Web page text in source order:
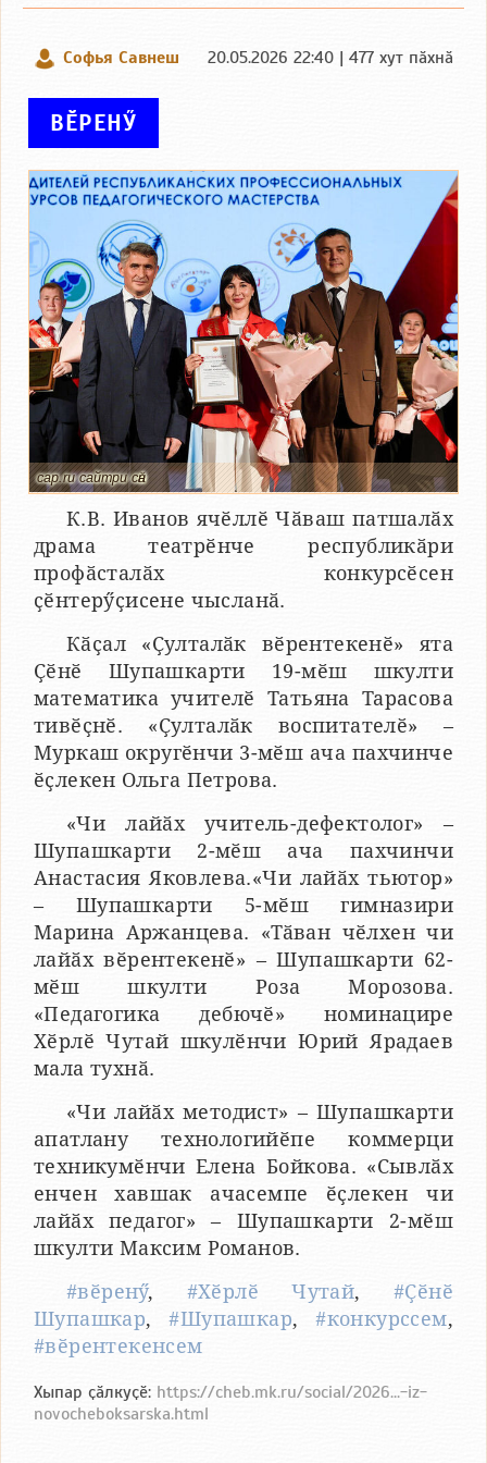
Софья Савнеш 20.05.2026 22:40 | 477 хут пӑхнӑ
ВӖРЕНӲ
cap.ru сайтри сӑн
К.В. Иванов ячӗллӗ Чӑваш патшалӑх
драма театрӗнче республикӑри
профӑсталӑх конкурсӗсен
ҫӗнтерӳҫисене чысланӑ.
Кӑҫал «Ҫулталӑк вӗрентекенӗ» ята
Ҫӗнӗ Шупашкарти 19-мӗш шкулти
математика учителӗ Татьяна Тарасова
тивӗҫнӗ. «Ҫулталӑк воспитателӗ» –
Муркаш округӗнчи 3-мӗш ача пахчинче
ӗҫлекен Ольга Петрова.
«Чи лайӑх учитель-дефектолог» –
Шупашкарти 2-мӗш ача пахчинчи
Анастасия Яковлева.«Чи лайӑх тьютор»
– Шупашкарти 5-мӗш гимназири
Марина Аржанцева. «Тӑван чӗлхен чи
лайӑх вӗрентекенӗ» – Шупашкарти 62-
мӗш шкулти Роза Морозова.
«Педагогика дебючӗ» номинацире
Хӗрлӗ Чутай шкулӗнчи Юрий Ярадаев
мала тухнӑ.
«Чи лайӑх методист» – Шупашкарти
апатлану технологийӗпе коммерци
техникумӗнчи Елена Бойкова. «Сывлӑх
енчен хавшак ачасемпе ӗҫлекен чи
лайӑх педагог» – Шупашкарти 2-мӗш
шкулти Максим Романов.
#вӗренӳ, #Хӗрлӗ Чутай, #Ҫӗнӗ
Шупашкар,#Шупашкар,#конкурссем,
#вӗрентекенсем
Хыпар ҫӑлкуҫӗ: https://cheb.mk.ru/social/2026...-iz-
novocheboksarska.html